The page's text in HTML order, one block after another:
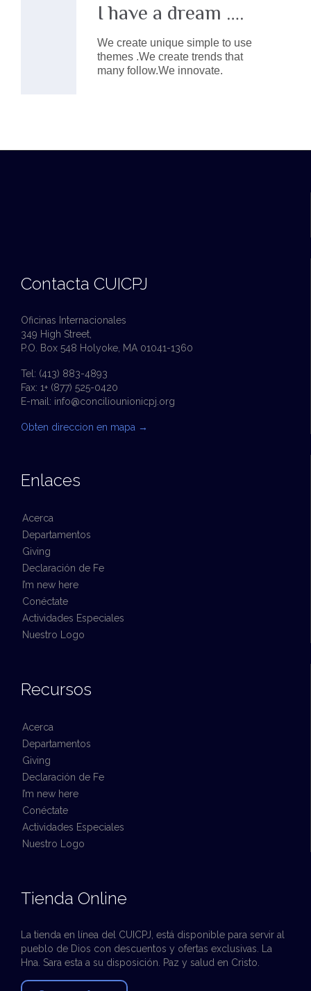
I have a dream ….
We create unique simple to use
themes .We create trends that
many follow.We innovate.
Contacta CUICPJ
Oficinas Internacionales
349 High Street,
P.O. Box 548 Holyoke, MA 01041-1360
Tel: (413) 883-4893
Fax: 1+ (877) 525-0420
E-mail: info@conciliounionicpj.org
Obten direccion en mapa →
Enlaces
Acerca
Departamentos
Giving
Declaración de Fe
I’m new here
Conéctate
Actividades Especiales
Nuestro Logo
Recursos
Acerca
Departamentos
Giving
Declaración de Fe
I’m new here
Conéctate
Actividades Especiales
Nuestro Logo
Tienda Online
La tienda en línea del CUICPJ, está disponible para servir al
pueblo de Dios con descuentos y ofertas exclusivas. La
Hna. Sara esta a su disposición. Paz y salud en Cristo.